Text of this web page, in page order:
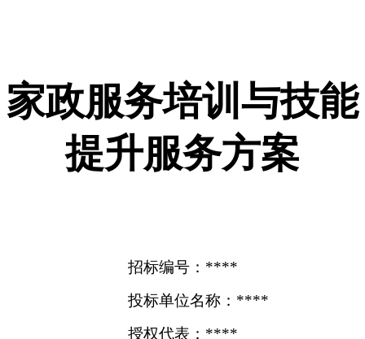
家政服务培训与技能
提升服务方案
招标编号：****
投标单位名称：****
授权代表：****